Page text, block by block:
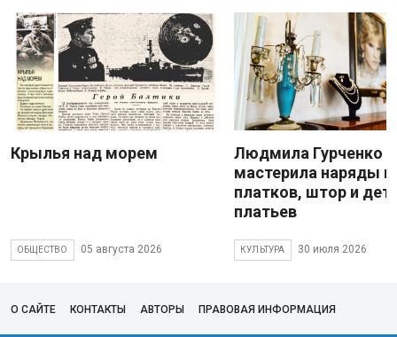
Крылья над морем
ОБЩЕСТВО 05 августа 2026
Людмила Гурченко
мастерила наряды
платков, штор и
платьев
КУЛЬТУРА 30 июля 2026
О САЙТЕ КОНТАКТЫ АВТОРЫ ПРАВОВАЯ ИНФОРМАЦИЯ